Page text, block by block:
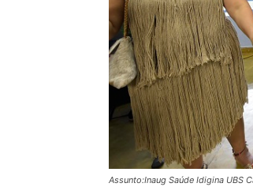
Assunto:Inaug Saúde Idigina UBS